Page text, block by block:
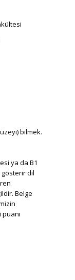
bilmek.
ya da B1
gösterir dil
Belge